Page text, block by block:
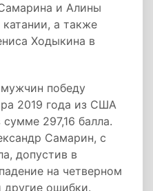
и Алины
а также
Ходыкина в
победу
2019 года из США
297,16 балла.
Самарин, с
допустив в
на четверном
ошибки.